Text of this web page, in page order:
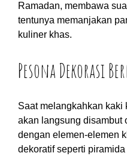
Ramadan, membawa
tentunya memanjakan
kuliner khas.
Pesona Dekorasi
Saat melangkahkan kaki
akan langsung disambut
dengan elemen-elemen
dekoratif seperti